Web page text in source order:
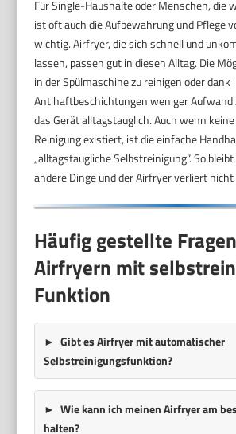
Für Single-Haushalte oder Menschen, die
ist oft auch die Aufbewahrung und Pflege
wichtig. Airfryer, die sich schnell und
lassen, passen gut in diesen Alltag. Die
in der Spülmaschine zu reinigen oder dank
Antihaftbeschichtungen weniger Aufwand
das Gerät alltagstauglich. Auch wenn
Reinigung existiert, ist die einfache
„alltagstaugliche Selbstreinigung“. So
andere Dinge und der Airfryer verliert nicht
Häufig gestellte
Airfryern mit
Funktion
Gibt es Airfryer mit automatischer
Selbstreinigungsfunktion?
Wie kann ich meinen Airfryer am
halten?